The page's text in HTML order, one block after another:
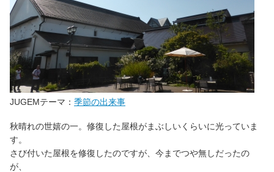
JUGEMテーマ： 季節の出来事
秋晴れの世嬉の一。修復した屋根がまぶしいくらいに光っていま
す。
さび付いた屋根を修復したのですが、今までつや無しだったの
が、